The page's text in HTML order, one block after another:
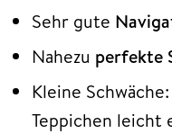
Sehr gute
Nahezu perfekte
Kleine
Teppichen leicht